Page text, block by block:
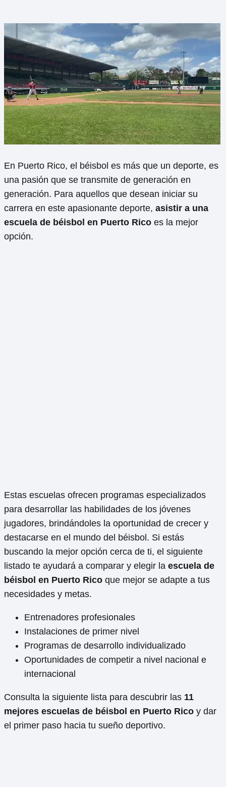
En Puerto Rico, el béisbol es más que un deporte, es
una pasión que se transmite de generación en
generación. Para aquellos que desean iniciar su
carrera en este apasionante deporte, asistir a una
escuela de béisbol en Puerto Rico es la mejor
opción.
Estas escuelas ofrecen programas especializados
para desarrollar las habilidades de los jóvenes
jugadores, brindándoles la oportunidad de crecer y
destacarse en el mundo del béisbol. Si estás
buscando la mejor opción cerca de ti, el siguiente
listado te ayudará a comparar y elegir la escuela de
béisbol en Puerto Rico que mejor se adapte a tus
necesidades y metas.
Entrenadores profesionales
Instalaciones de primer nivel
Programas de desarrollo individualizado
Oportunidades de competir a nivel nacional e
internacional
Consulta la siguiente lista para descubrir las 11
mejores escuelas de béisbol en Puerto Rico y dar
el primer paso hacia tu sueño deportivo.